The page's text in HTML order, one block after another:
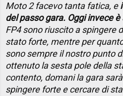
Moto 2 facevo tanta fatica, e
del passo gara. Oggi invece
FP4 sono riuscito a spingere
stato forte, mentre per
sono sempre il nostro punto
ottenuto la sesta pole della
contento, domani la gara
spingere forte e cercare di